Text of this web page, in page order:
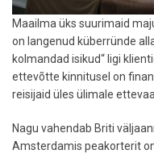
Maailma üks suurimaid
on langenud küberründe
kolmandad isikud“ ligi
ettevõtte kinnitusel on
reisijaid üles ülimale
Nagu vahendab Briti
Amsterdamis peakorterit